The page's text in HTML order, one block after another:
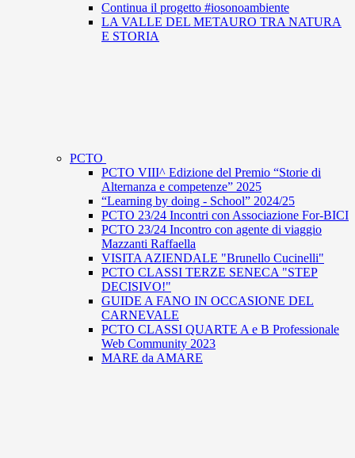
Continua il progetto #iosonoambiente
LA VALLE DEL METAURO TRA NATURA
E STORIA
PCTO
PCTO VIII^ Edizione del Premio “Storie di
Alternanza e competenze” 2025
“Learning by doing - School” 2024/25
PCTO 23/24 Incontri con Associazione For-BICI
PCTO 23/24 Incontro con agente di viaggio
Mazzanti Raffaella
VISITA AZIENDALE "Brunello Cucinelli"
PCTO CLASSI TERZE SENECA "STEP
DECISIVO!"
GUIDE A FANO IN OCCASIONE DEL
CARNEVALE
PCTO CLASSI QUARTE A e B Professionale
Web Community 2023
MARE da AMARE